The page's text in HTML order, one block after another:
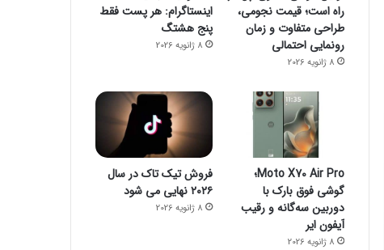
برسی نسخه جدید
راه است؛ قیمت نجومی،
طراحی متفاوت و زمان
رونمایی احتمالی
8 ژانویه 2026
اینستاگرام: هر پست فقط
پنج هشتگ
8 ژانویه 2026
Moto X70 Air Pro؛
گوشی فوق بارک با
دوربین سه‌گانه و رقیب
آیفون ایر
8 ژانویه 2026
فروش تیک تاک در سال
۲۰۲۶ نهایی می شود
8 ژانویه 2026